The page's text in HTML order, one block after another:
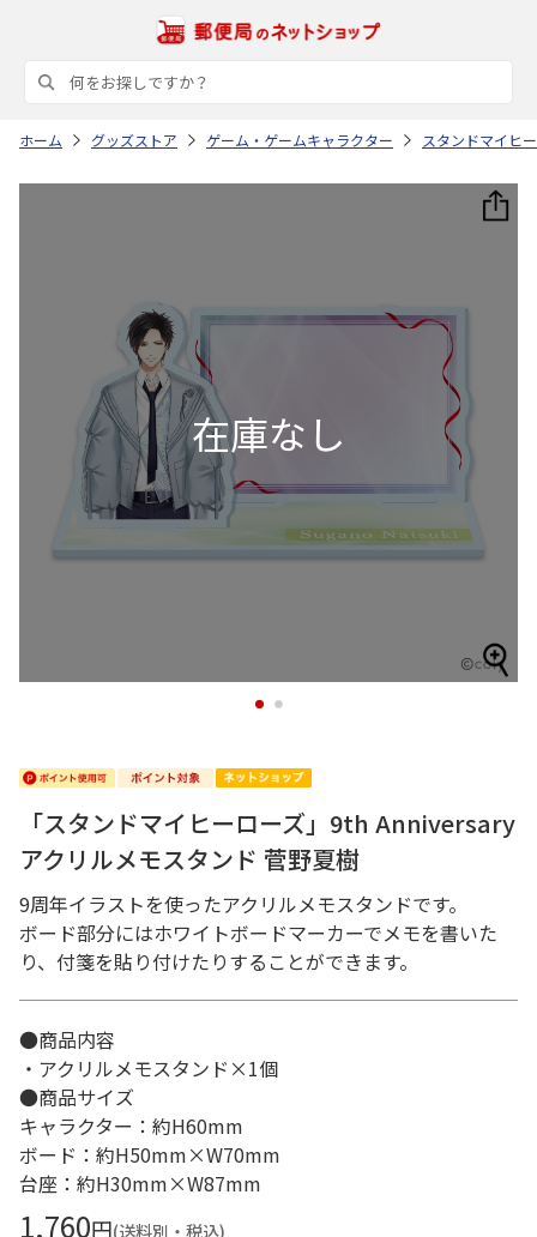
ホーム グッズストア ゲーム・ゲームキャラクター スタンドマイヒ
1 2
「スタンドマイヒーローズ」9th Anniversary
アクリルメモスタンド 菅野夏樹
9周年イラストを使ったアクリルメモスタンドです。
ボード部分にはホワイトボードマーカーでメモを書いた
り、付箋を貼り付けたりすることができます。
●商品内容
・アクリルメモスタンド×1個
●商品サイズ
キャラクター：約H60mm
ボード：約H50mm×W70mm
台座：約H30mm×W87mm
1,760円(送料別・税込)